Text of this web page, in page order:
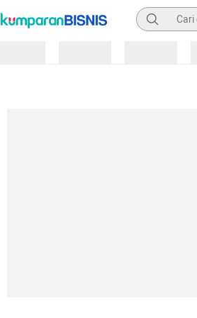
Pencarian